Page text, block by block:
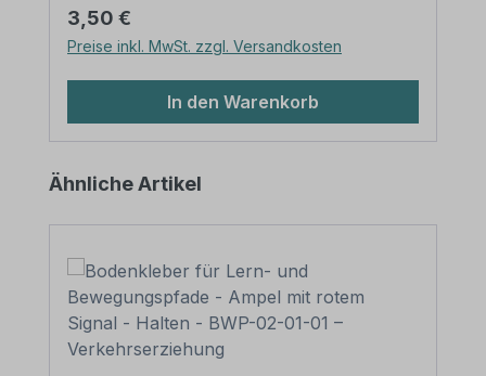
70 mm Verarbeitung: mit runden Ecken
Verpackungseinheit: 1 Kaschierrakel
Einsatzbereiche: Aufklebermontage Bitte
beachten Sie: Dieser Artikel ist als
Kaschierhilfe für laminierte Aufkleber
oder Bodenkleber bestens geeignet. Bei
einer Verwendung von nicht laminierten
einzusetzen, um die Druckfarbe nicht zu
Aufbringung eines festgeklebten Filz-
Erwerben Sie eines unserer
Bodenklebersätze für Bewegungspfade,
müssen Sie diese Rakel nicht separat
kaufen. Jedem Bodenklebersatz für
Bewegungspfade liegt eine Rakel
Regulärer Preis:
3,50 €
Preise inkl. MwSt. zzgl. Versandkosten
In den Warenkorb
Produktgalerie überspringen
Ähnliche Artikel